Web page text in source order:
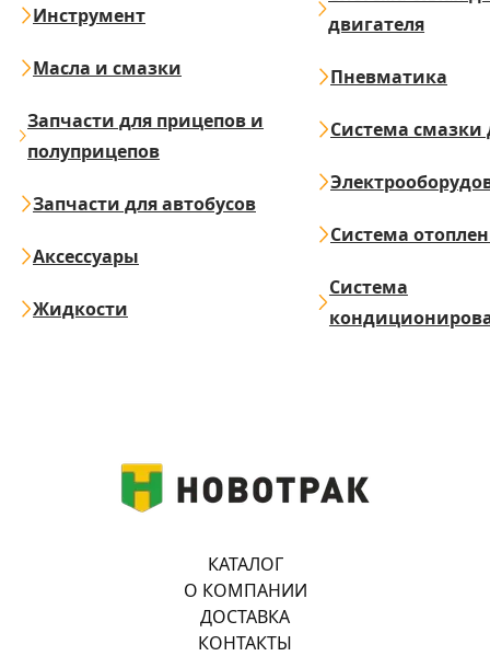
Инструмент
Масла и смазки
Запчасти для прицепов и
полуприцепов
Запчасти для автобусов
Аксессуары
Жидкости
двигателя
Пневматика
Система смазки
Система
Система
КАТАЛОГ
О КОМПАНИИ
ДОСТАВКА
КОНТАКТЫ